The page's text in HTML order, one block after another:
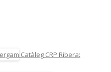
Catàleg CRP Ribera: